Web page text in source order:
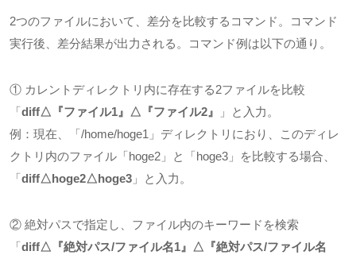
2つのファイルにおいて、差分を比較するコマンド。コマンド
実行後、差分結果が出力される。コマンド例は以下の通り。
① カレントディレクトリ内に存在する2ファイルを比較
「 diff△ 『ファイル1』 △ 『ファイル2』
」と入力。
例：現在、「 /home/hoge1 」ディレクトリにおり、このディレ
クトリ内のファイル「 hoge2 」と「 hoge3 」を比較する場合、
「 diff△hoge2△hoge3 」と入力。
② 絶対パスで指定し、ファイル内のキーワードを検索
「 diff△ 『絶対パス/ファイル名1』 △ 『絶対パス/ファイル名